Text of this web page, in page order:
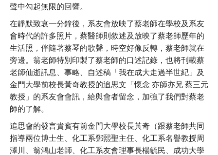
聲中勾起無限的回響。
在靜默致哀一分鐘後，系友會放映了蔡老師在學校及系友
會時代的許多照片，蔡醫師則敘述及放映了蔡老師歷年的
生活照，伴隨著蔡琴的歌聲，時空好像反轉，蔡老師就在
旁邊。翁老師特別印製了蔡老師的口述記錄，也將刊載蔡
老師仙逝訊息、事略、自述稿「我在成大走過半世紀」及
金門大學前校長黃奇教授的追思文「懷念 亦師亦兄 蔡三元
教授」的系友會會訊，給與會者留念，加強了我們對蔡老
師的了解。
追思會的發言貴賓有前金門大學校長黃奇（跟蔡老師共同
指導兩位博士生、化工系鄧熙聖主任、化工系名譽教授周
澤川、翁鴻山老師、化工系友會理事長楊毓民、成功大學